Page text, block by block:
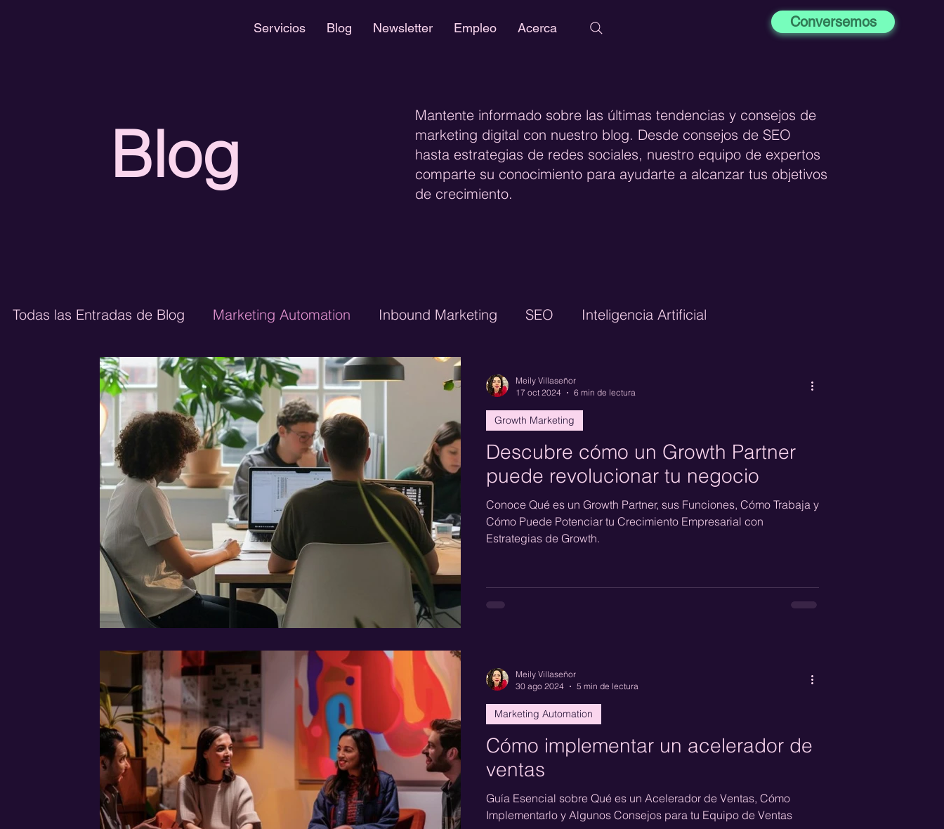
Servicios Blog Newsletter Empleo Acerca Conversemos
Blog
Mantente informado sobre las últimas tendencias y consejos de
marketing digital con nuestro blog. Desde consejos de SEO
hasta estrategias de redes sociales, nuestro equipo de expertos
comparte su conocimiento para ayudarte a alcanzar tus objetivos
de crecimiento.
Todas las Entradas de Blog Marketing Automation Inbound Marketing SEO Inteligencia Artificial
Ecommerce Diseño Web Marketing Digital Google Adwords
Growth Marketing Publicidad Digital GTM Engineering Paid Media Performance Marketing
Descubre cómo un Growth Partner
puede revolucionar tu negocio
Conoce Qué es un Growth Partner, sus Funciones, Cómo Trabaja y
Cómo Puede Potenciar tu Crecimiento Empresarial con
Estrategias de Growth.
Growth Marketing
Meily Villaseñor
17 oct 2024
6 min de lectura
Cómo implementar un acelerador de
ventas
Guía Esencial sobre Qué es un Acelerador de Ventas, Cómo
Implementarlo y Algunos Consejos para tu Equipo de Ventas
Marketing Automation
Meily Villaseñor
30 ago 2024
5 min de lectura